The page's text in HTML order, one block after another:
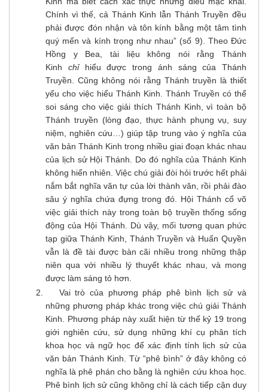
Chính vì thế, cả Thánh Kinh lẫn Thánh Truyền đều
phải được đón nhận và tôn kính bằng một tâm tình
quý mến và kính trọng như nhau” (số 9). Theo Đức
Hồng y Bea, tài liệu không nói rằng Thánh
Kinh chỉhiểu được trong ánh sáng của Thánh
Truyền. Cũng không nói rằng Thánh truyền là thiết
yếu cho việc hiểu Thánh Kinh. Thánh Truyền có thể
soi sáng cho việc giải thích Thánh Kinh, vì toàn bộ
Thánh truyền (lòng đạo, thực hành phụng vụ, suy
niệm, nghiên cứu…) giúp tập trung vào ý nghĩa của
văn bản Thánh Kinh trong nhiều giai đoạn khác nhau
của lịch sử Hội Thánh. Do đó nghĩa của Thánh Kinh
không hiển nhiên. Việc chú giải đòi hỏi trước hết phải
nắm bắt nghĩa văn tự của lời thành văn, rồi phải đào
sâu ý nghĩa chứa đựng trong đó. Hội Thánh cổ võ
việc giải thích này trong toàn bộ truyền thống sống
động của Hội Thánh. Dù vậy, mối tương quan phức
tạp giữa Thánh Kinh, Thánh Truyền và Huấn Quyền
vẫn là đề tài được bàn cãi nhiều trong những thập
niên qua với nhiều lý thuyết khác nhau, và mong
được làm sáng tỏ hơn.
Vai trò của phương pháp phê bình lịch sử và
những phương pháp khác trong việc chú giải Thánh
Kinh. Phương pháp này xuất hiện từ thế kỷ 19 trong
giới nghiên cứu, sử dụng những khí cụ phân tích
khoa học và ngữ học để xác định tính lịch sử của
văn bản Thánh Kinh. Từ “phê bình” ở đây không có
nghĩa là phê phán cho bằng là nghiên cứu khoa học.
Phê bình lịch sử cũng không chỉ là cách tiếp cận duy